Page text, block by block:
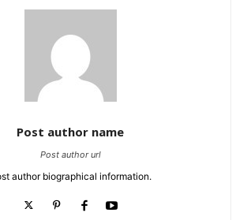
Post author name
Post author url
author biographical information.